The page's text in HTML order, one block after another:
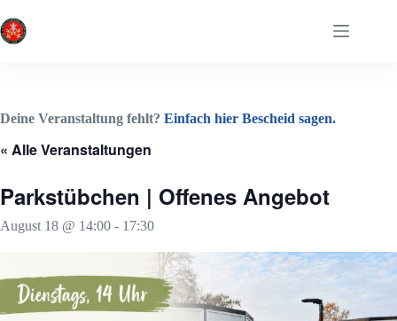
Inhalt
springen
Deine Veranstaltung fehlt? Einfach hier Bescheid sagen.
« Alle Veranstaltungen
Parkstübchen | Offenes Angebot
August 18 @ 14:00 - 17:30